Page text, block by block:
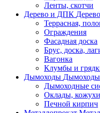
Ленты, скотчи
Дерево и ДПК
Террасная,
Ограждения
Фасадная доска
Брус, доска,
Вагонка
Клумбы и
Дымоходы Дымоходы
Дымоходные
Оклады,
Печной кирпич